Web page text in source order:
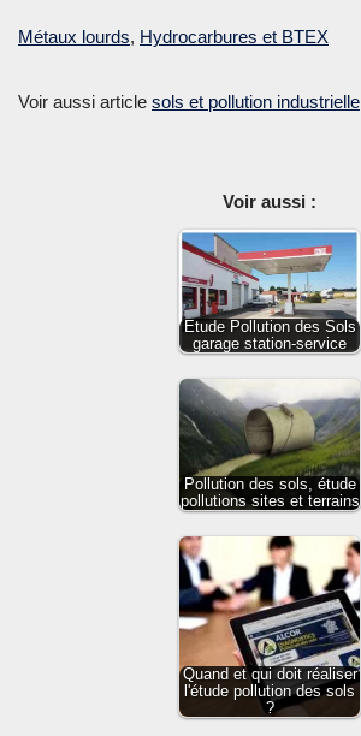
Métaux lourds, Hydrocarbures et BTEX
Voir aussi article sols et pollution industrielle
Voir aussi :
Etude Pollution des Sols
garage station-service
Pollution des sols, étude
pollutions sites et terrains
Quand et qui doit réaliser
l'étude pollution des sols
?